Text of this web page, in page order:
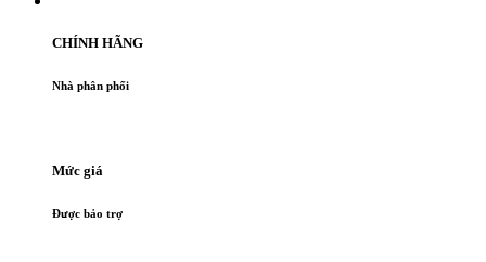
CHÍNH HÃNG
Nhà phân phối
Mức giá
Được bảo trợ